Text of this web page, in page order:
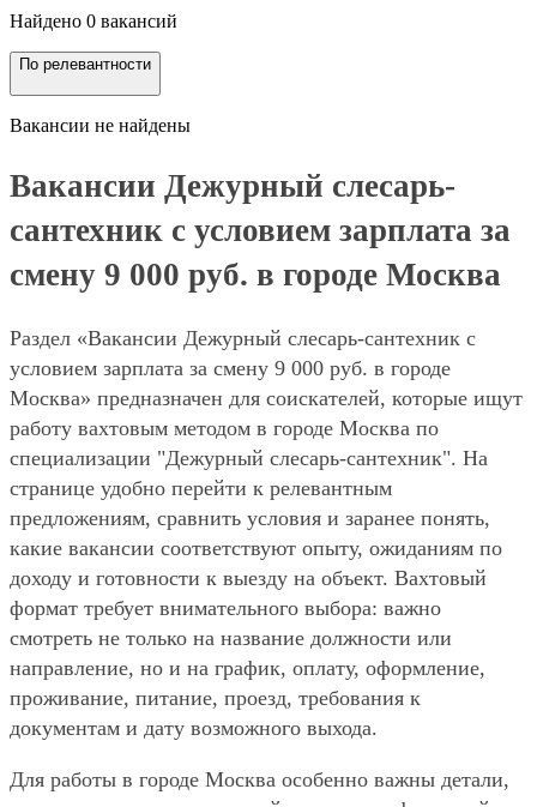
Найдено 0 вакансий
По релевантности
Вакансии не найдены
Вакансии Дежурный слесарь-
сантехник с условием зарплата за
смену 9 000 руб. в городе Москва
Раздел «Вакансии Дежурный слесарь-сантехник с
условием зарплата за смену 9 000 руб. в городе
Москва» предназначен для соискателей, которые ищут
работу вахтовым методом в городе Москва по
специализации "Дежурный слесарь-сантехник". На
странице удобно перейти к релевантным
предложениям, сравнить условия и заранее понять,
какие вакансии соответствуют опыту, ожиданиям по
доходу и готовности к выезду на объект. Вахтовый
формат требует внимательного выбора: важно
смотреть не только на название должности или
направление, но и на график, оплату, оформление,
проживание, питание, проезд, требования к
документам и дату возможного выхода.
Для работы в городе Москва особенно важны детали,